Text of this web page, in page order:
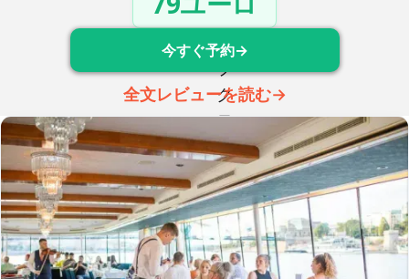
今すぐ予約→
全文レビューを読む→